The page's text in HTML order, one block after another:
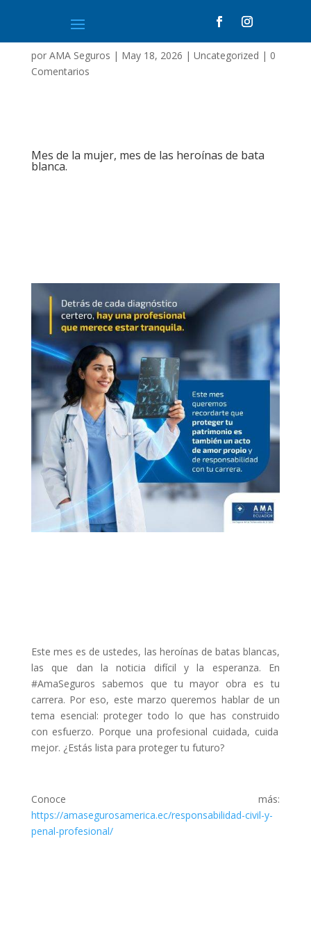
por AMA Seguros | May 18, 2026 | Uncategorized | 0
Comentarios
Mes de la mujer, mes de las heroínas de bata
blanca.
Este mes es deustedes, las heroínas de batasblancas,
las que dan lanoticia difícil y la esperanza. En
#AmaSeguros sabemos que tu mayor obra estu
carrera. Por eso, este marzo queremos hablarde un
tema esencial:proteger todo lo que has construido
con esfuerzo. Porque una profesional cuidada, cuida
mejor. ¿Estás lista para proteger tu futuro?
Conoce más:
https://amasegurosamerica.ec/responsabilidad-civil-y-
penal-profesional/